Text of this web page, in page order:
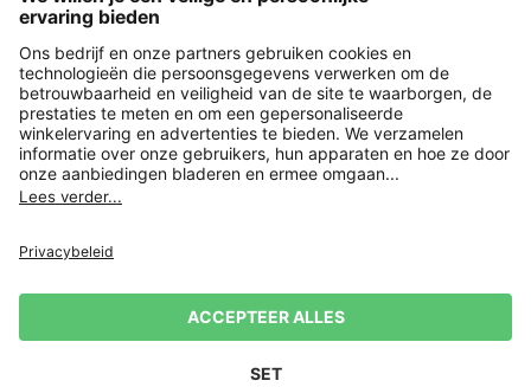
Payment and Delivery
Versleuteling met
Verkoopvoorwaarden
Leveringsvoorwaarden
Herroeping indienen
Impressum Cookie-instellingen